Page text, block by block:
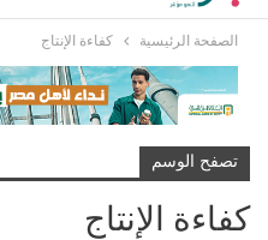
الصفحة الرئيسية كفاءة الإنتاج
تصفح الوسم
كفاءة الإنتاج